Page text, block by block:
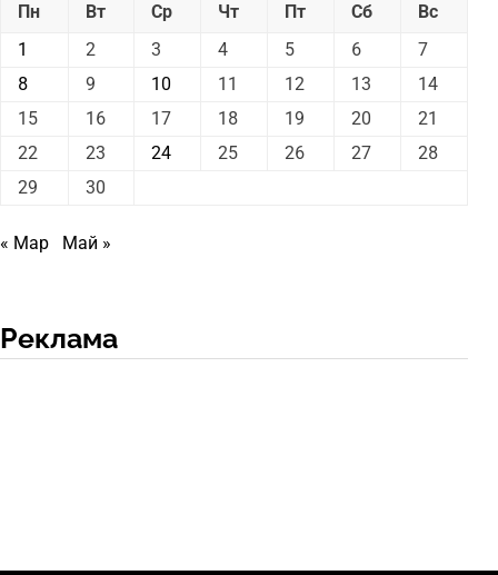
Пн
Вт Ср Чт Пт Сб
Вс
1
2 3 4 5 6
7
8
9 10 11 12 13
14
15
16 17 18 19 20
21
22
23 24 25 26 27
28
29
30
« Мар Май »
Реклама